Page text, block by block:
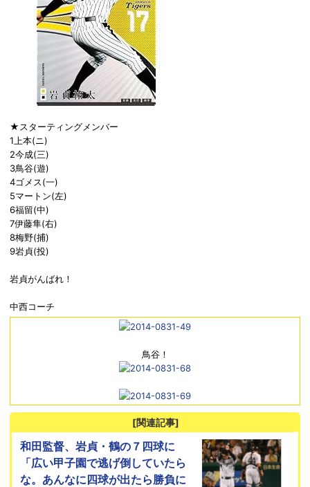
★スターティングメンバー
1上本(ニ)
2今成(三)
3鳥谷(遊)
4ゴメス(一)
5マートン(左)
6福留(中)
7伊藤隼(右)
8梅野(捕)
9岩貞(投)
岩貞がんばれ！
中西コーチ
鳥谷！
[関連記事]
和田監督、岩貞・鶴の７四球に
「広い甲子園で逃げ倒していたら
な。あんなに四球が出たら勝負に